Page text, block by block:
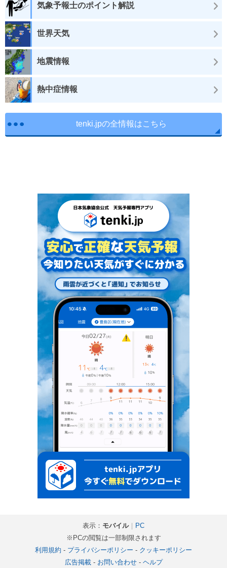
気象予報士のポイント解説
世界天気
地震情報
熱中症情報
tenki.jpの全情報はこちら
表示： モバイル｜ PC
※PCの閲覧は一部制限されます
利用規約 - プライバシーポリシー - クッキーポリシー
広告掲載- お問い合わせ- ヘルプ